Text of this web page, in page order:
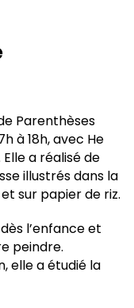
Parenthèses
à 18h, avec He
a réalisé de
illustrés dans la
sur papier de riz.
l’enfance et
peindre.
elle a étudié la